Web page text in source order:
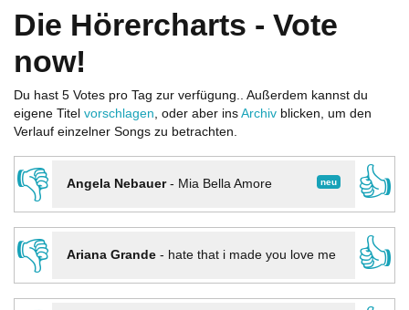
Die Hörercharts - Vote
now!
Du hast 5 Votes pro Tag zur verfügung.. Außerdem kannst du
eigene Titel vorschlagen, oder aber ins Archiv blicken, um den
Verlauf einzelner Songs zu betrachten.
👎 neu
Angela Nebauer- Mia Bella Amore
👍
👎
Ariana Grande- hate that i made you love me
👍